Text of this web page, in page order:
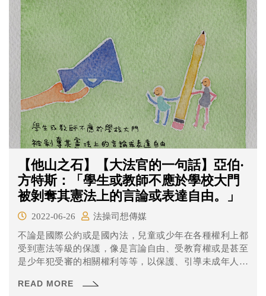
押，不過法院認為王女不服羈押條件駁回檢方聲請，並將
王女無保釋放。 羈押這個程序的意義到底是什麼？為何王
女犯下重罪卻被釋放？一起來看看法操的分析。
【他山之石】【大法官的一句話】亞伯·
方特斯：「學生或教師不應於學校大門
被剝奪其憲法上的言論或表達自由。」
2022-06-26
法操司想傳媒
不論是國際公約或是國內法，兒童或少年在各種權利上都
受到憲法等級的保護，像是言論自由、受教育權或是甚至
是少年犯受審的相關權利等等，以保護、引導未成年人們
READ MORE